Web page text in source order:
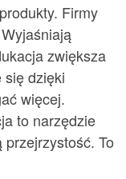
Firmy
zwiększa
się dzięki
więcej.
to narzędzie
To